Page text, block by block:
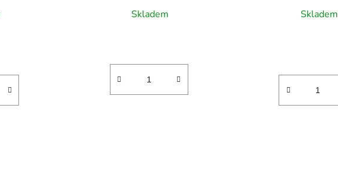
Skladem Skladem